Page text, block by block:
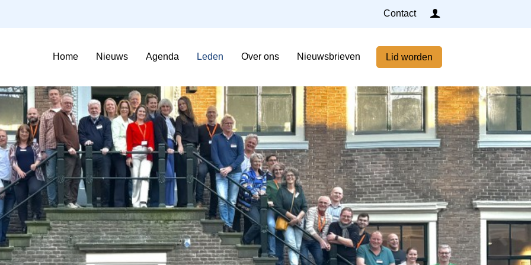
Contact
Home Nieuws Agenda Leden Over ons Nieuwsbrieven Lid worden
Home
Nieuws
Agenda
Leden
Ledenlijst
Contributie en voorwaarden
Over ons
Nieuwsbrieven
Lid worden